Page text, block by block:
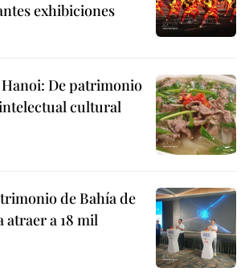
exhibiciones
De patrimonio
cultural
de Bahía de
atraer a 18 mil